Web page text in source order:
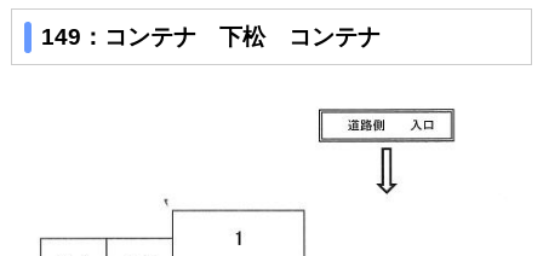
149：コンテナ 下松 コンテナ